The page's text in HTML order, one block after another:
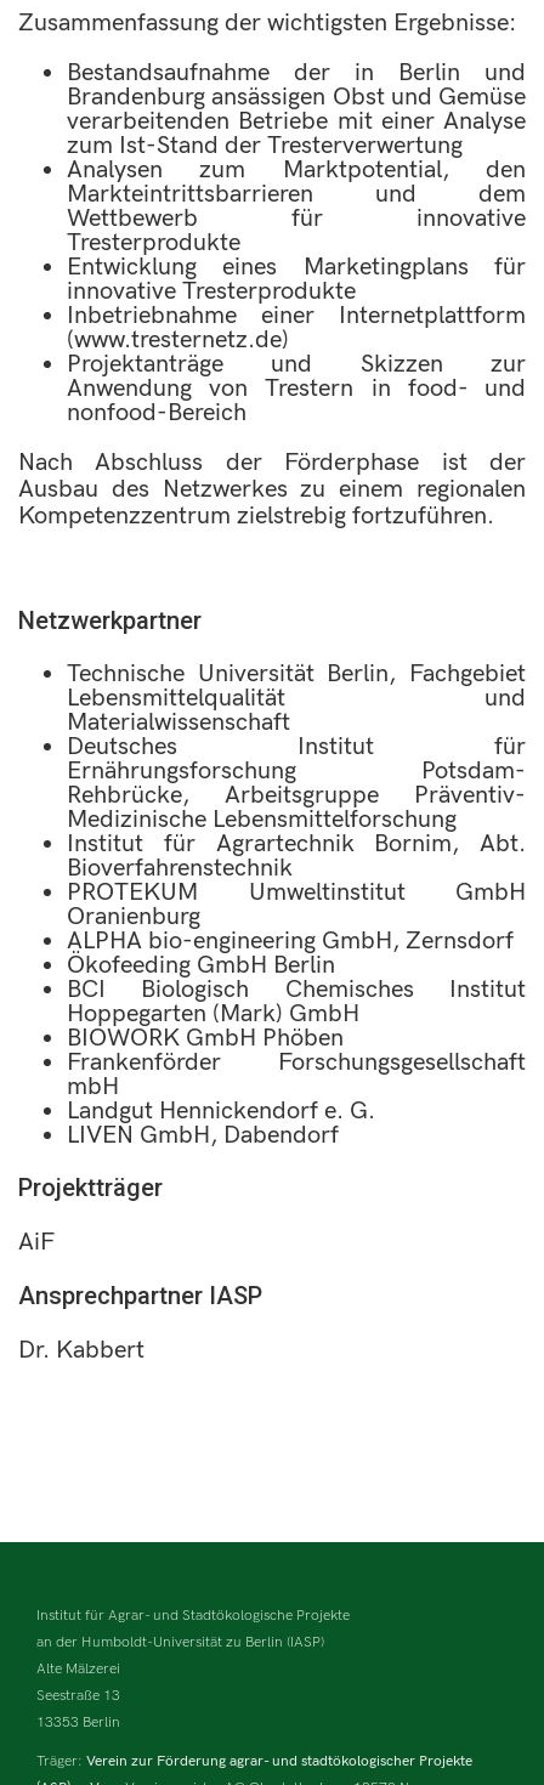
Zusammenfassung der wichtigsten Ergebnisse:
Bestandsaufnahme der in Berlin und
Brandenburg ansässigen Obst und Gemüse
verarbeitenden Betriebe mit einer Analyse
zum Ist-Stand der Tresterverwertung
Analysen zum Marktpotential, den
Markteintrittsbarrieren und dem
Wettbewerb für innovative
Tresterprodukte
Entwicklung eines Marketingplans für
innovative Tresterprodukte
Inbetriebnahme einer Internetplattform
(www.tresternetz.de)
Projektanträge und Skizzen zur
Anwendung von Trestern in food- und
nonfood-Bereich
Nach Abschluss der Förderphase ist der
Ausbau des Netzwerkes zu einem regionalen
Kompetenzzentrum zielstrebig fortzuführen.
Netzwerkpartner
Technische Universität Berlin, Fachgebiet
Lebensmittelqualität und
Materialwissenschaft
Deutsches Institut für
Ernährungsforschung Potsdam-
Rehbrücke, Arbeitsgruppe Präventiv-
Medizinische Lebensmittelforschung
Institut für Agrartechnik Bornim, Abt.
Bioverfahrenstechnik
PROTEKUM Umweltinstitut GmbH
Oranienburg
ALPHA bio-engineering GmbH, Zernsdorf
Ökofeeding GmbH Berlin
BCI Biologisch Chemisches Institut
Hoppegarten (Mark) GmbH
BIOWORK GmbH Phöben
Frankenförder Forschungsgesellschaft
mbH
Landgut Hennickendorf e. G.
LIVEN GmbH, Dabendorf
Projektträger
AiF
Ansprechpartner IASP
Dr. Kabbert
Institut für Agrar- und Stadtökologische Projekte
an der Humboldt-Universität zu Berlin (IASP)
Alte Mälzerei
Seestraße 13
13353 Berlin
Träger: Verein zur Förderung agrar- und stadtökologischer Projekte